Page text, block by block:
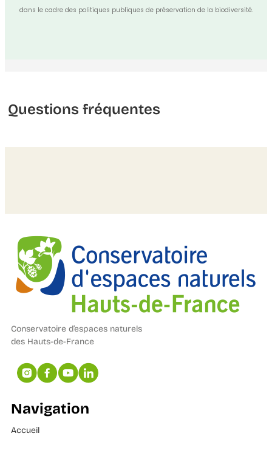
dans le cadre des politiques publiques de préservation de la biodiversité.
Questions fréquentes
Conservatoire d’espaces naturels
des Hauts-de-France
Navigation
Accueil